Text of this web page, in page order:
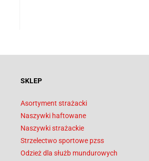
SKLEP
Asortyment strażacki
Naszywki haftowane
Naszywki strażackie
Strzelectwo sportowe pzss
Odzież dla służb mundurowych